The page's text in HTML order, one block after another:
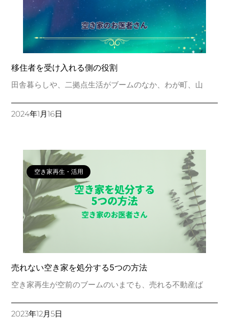
移住者を受け入れる側の役割
田舎暮らしや、二拠点生活がブームのなか、わが町、山
2024年1月16日
空き家再生・活用
売れない空き家を処分する5つの方法
空き家再生が空前のブームのいまでも、売れる不動産ば
2023年12月5日